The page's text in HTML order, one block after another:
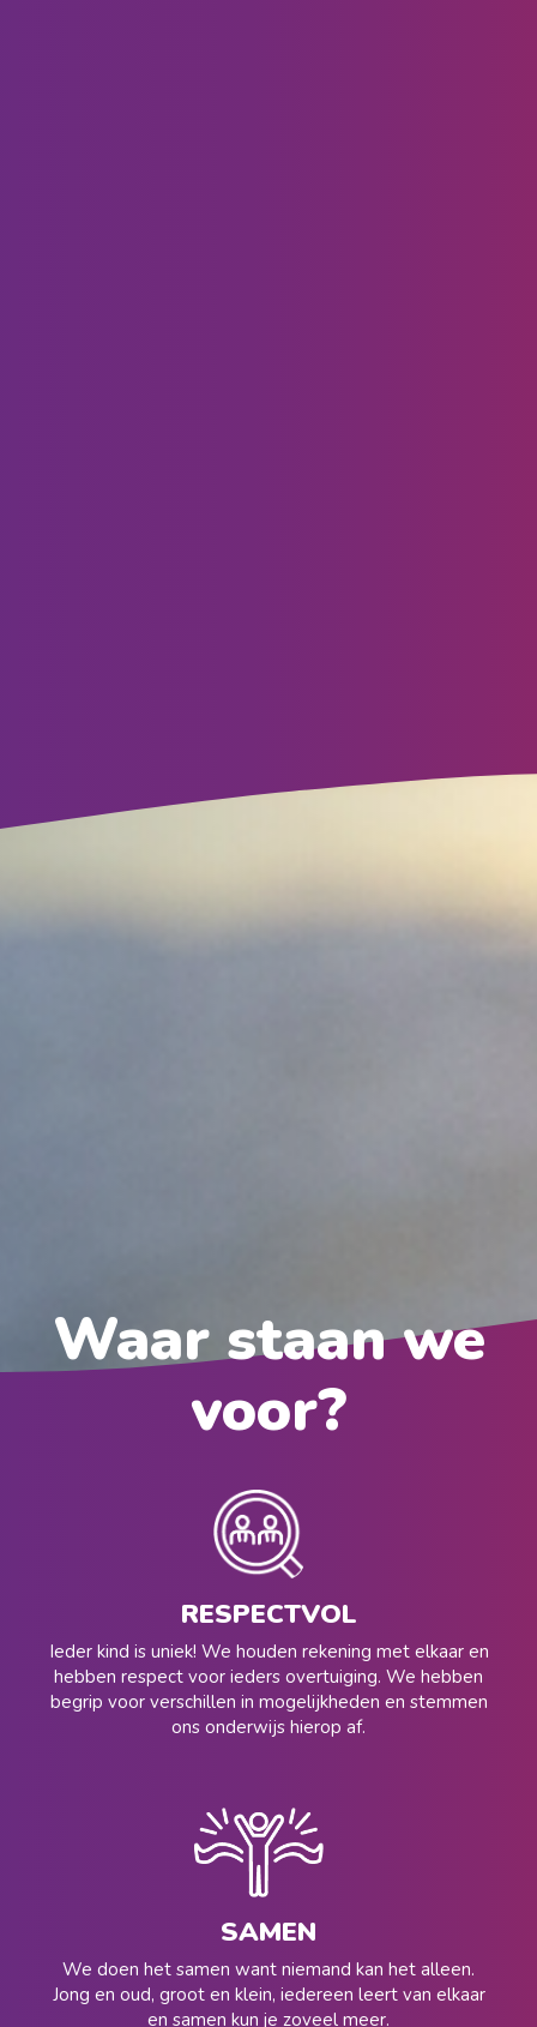
Waar staan we
voor?
RESPECTVOL
Ieder kind is uniek! We houden rekening met elkaar en
hebben respect voor ieders overtuiging. We hebben
begrip voor verschillen in mogelijkheden en stemmen
ons onderwijs hierop af.
SAMEN
We doen het samen want niemand kan het alleen.
Jong en oud, groot en klein, iedereen leert van elkaar
en samen kun je zoveel meer.